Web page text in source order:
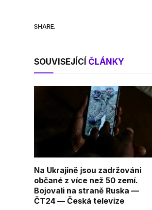
SHARE.
SOUVISEJÍCÍČLÁNKY
Na Ukrajině jsou zadržováni
občané z více než 50 zemí.
Bojovali na straně Ruska —
ČT24 — Česká televize